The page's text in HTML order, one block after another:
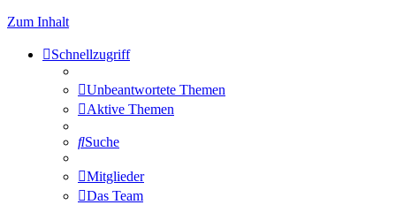
Zum Inhalt
Schnellzugriff
Unbeantwortete Themen
Aktive Themen
Suche
Mitglieder
Das Team